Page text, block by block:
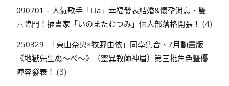
090701 – 人氣歌手「Lia」幸福發表結婚&懷孕消息、雙
喜臨門！插畫家「いのまたむつみ」個人部落格開張！ (4)
250329 -「東山奈央×牧野由依」同學集合、7月動畫版
《地獄先生ぬ～べ～》（靈異教師神眉）第三批角色聲優
陣容發表！ (3)